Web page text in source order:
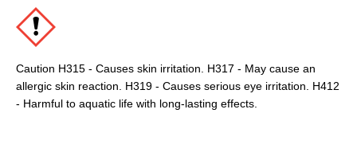
Caution H315 - Causes skin irritation. H317 - May cause an
allergic skin reaction. H319 - Causes serious eye irritation. H412
- Harmful to aquatic life with long-lasting effects.